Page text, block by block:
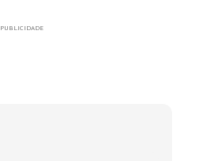
PUBLICIDADE